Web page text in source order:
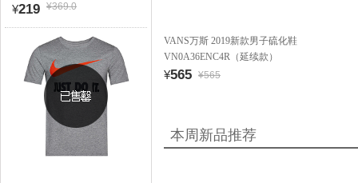
¥219 ¥369.0
VANS万斯 2019新款男子硫化鞋
VN0A36ENC4R（延续款）
¥565 ¥565
本周新品推荐